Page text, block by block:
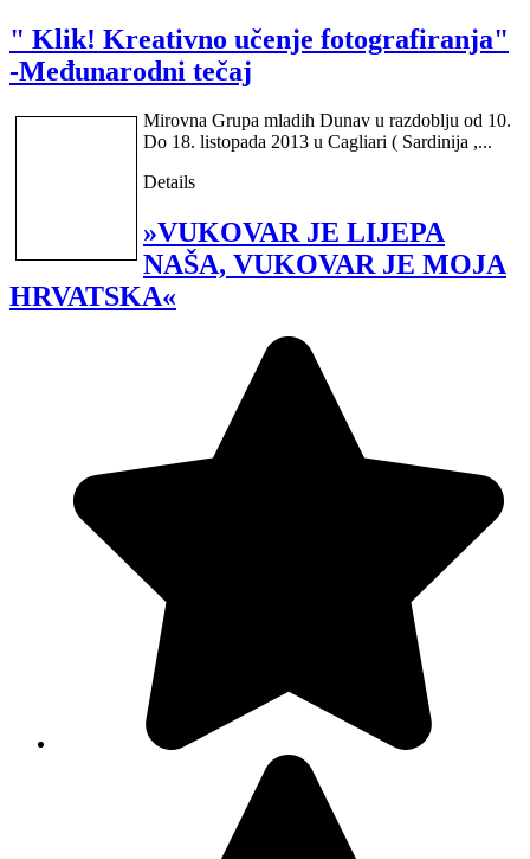
" Klik! Kreativno učenje fotografiranja"
-Međunarodni tečaj
Mirovna Grupa mladih Dunav u razdoblju od 10.
Do 18. listopada 2013 u Cagliari ( Sardinija ,...
Details
»VUKOVAR JE LIJEPA
NAŠA, VUKOVAR JE MOJA
HRVATSKA«